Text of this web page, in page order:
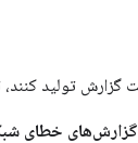
تولید کنند،
گزارش‌های خطای